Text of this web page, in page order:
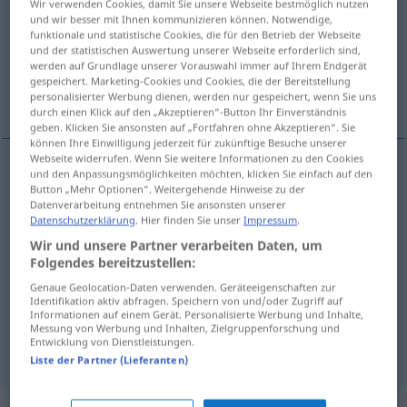
Übersicht aller Übersetzungen
(Für mehr Details die Übersetzung anklicken/antippen)
Krach, Lärm, Radau, Spektakel
Krachm boucan
Lärmm boucan
Radaum
Spektakelm boucan FAM
Wir verwenden Cookies, damit Sie unsere Webseite bestmöglich nutzen
und wir besser mit Ihnen kommunizieren können. Notwendige,
funktionale und statistische Cookies, die für den Betrieb der Webseite
und der statistischen Auswertung unserer Webseite erforderlich sind,
werden auf Grundlage unserer Vorauswahl immer auf Ihrem Endgerät
gespeichert. Marketing-Cookies und Cookies, die der Bereitstellung
personalisierter Werbung dienen, werden nur gespeichert, wenn Sie uns
durch einen Klick auf den „Akzeptieren“-Button Ihr Einverständnis
geben. Klicken Sie ansonsten auf „Fortfahren ohne Akzeptieren“. Sie
können Ihre Einwilligung jederzeit für zukünftige Besuche unserer
Webseite widerrufen. Wenn Sie weitere Informationen zu den Cookies
und den Anpassungsmöglichkeiten möchten, klicken Sie einfach auf den
Button „Mehr Optionen“. Weitergehende Hinweise zu der
Datenverarbeitung entnehmen Sie ansonsten unserer
Datenschutzerklärung. Hier finden Sie unserImpressum.
Wir und unsere Partner verarbeiten Daten, um
Folgendes bereitzustellen:
Genaue Geolocation-Daten verwenden. Geräteeigenschaften zur
Identifikation aktiv abfragen. Speichern von und/oder Zugriff auf
Informationen auf einem Gerät. Personalisierte Werbung und Inhalte,
Messung von Werbung und Inhalten, Zielgruppenforschung und
Entwicklung von Dienstleistungen.
Liste der Partner (Lieferanten)